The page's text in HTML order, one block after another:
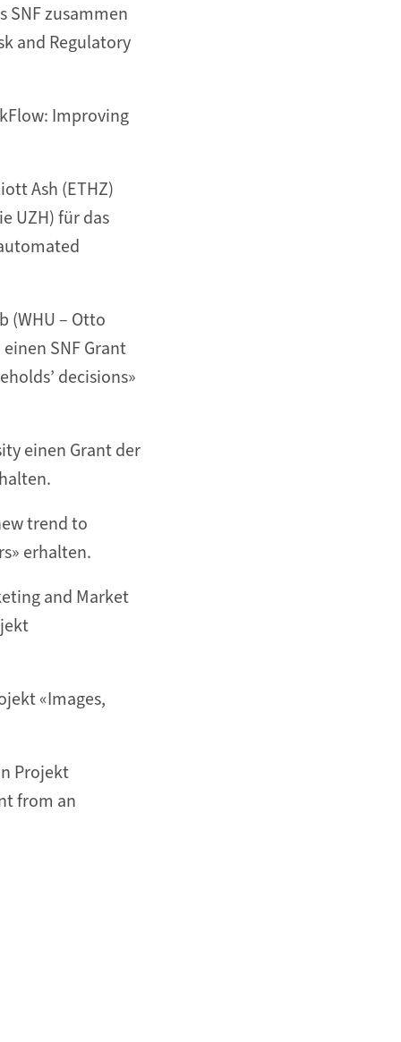
SNF zusammen
and Regulatory
Improving
Ash (ETHZ)
UZH) für das
(WHU – Otto
SNF Grant
decisions»
einen Grant der
trend to
erhalten.
and Market
«Images,
Projekt
from an